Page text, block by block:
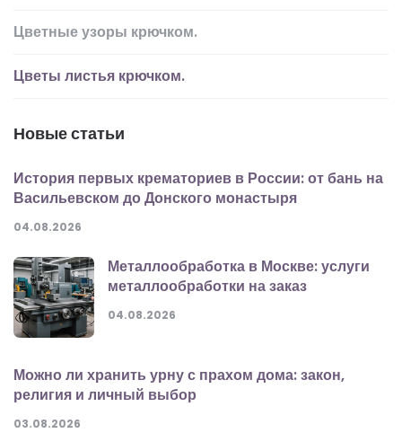
Цветные узоры крючком.
Цветы листья крючком.
Новые статьи
История первых крематориев в России: от бань на
Васильевском до Донского монастыря
04.08.2026
Металлообработка в Москве: услуги
металлообработки на заказ
04.08.2026
Можно ли хранить урну с прахом дома: закон,
религия и личный выбор
03.08.2026